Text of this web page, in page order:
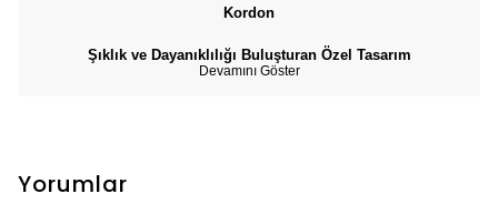
Kordon
Şıklık ve Dayanıklılığı Buluşturan Özel Tasarım
Devamını Göster
Yorumlar